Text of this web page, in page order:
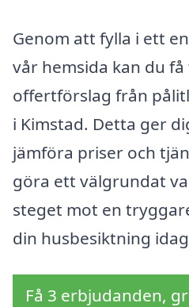
Genom att fylla i ett
vår hemsida kan du
offertförslag från
i Kimstad. Detta ger
jämföra priser och
göra ett välgrundat
steget mot en
din husbesiktning
Få 3 erbjudanden,